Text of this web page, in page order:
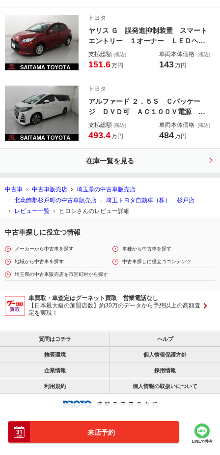
来店予約
LINEで共有
ＥＤライト ＤＶＤ再生 ＰＳ エア
Ｂ
トヨタ
ヤリス Ｇ 誤発進抑制装置 スマート
エントリー １オーナー ＬＥＤヘッ
ドライト 盗難防止 バックモニタ
ー オートエアコン キーレスエント
支払総額 (税込)
151.6万円
車両本体価格 (税込)
143万円
トヨタ
アルファード ２．５Ｓ Ｃパッケー
ジ ＤＶＤ可 ＡＣ１００Ｖ電源 ナ
ビ セキュリティ Ｂモニタ リアオ
ートエアコン クルコン 横滑り防
ビゲーション スマキー ＡＣ ＡＢ
支払総額 (税込)
493.4万円
車両本体価格 (税込)
484万円
在庫一覧を見る
中古車 中古車販売店
埼玉県の中古車販売店
北葛飾郡杉戸町の中古車販売店
埼玉トヨタ自動車（株） 杉戸店
レビュー一覧
ヒロシさんのレビュー詳細
中古車探しに役立つ情報
メーカーから中古車を探す 車種から中古車を探す
地域から中古車を探す 中古車探しに役立つコンテンツ
埼玉県の中古車販売店を市区町村から探す
車買取・車査定はグーネット買取 営業電話なし
【日本最大級の加盟店数】約30万のデータから予想以上の高額査
定を実現！
質問はコチラ ヘルプ
推奨環境 個人情報保護方針
企業情報 採用情報
利用規約 個人情報の取扱いについて